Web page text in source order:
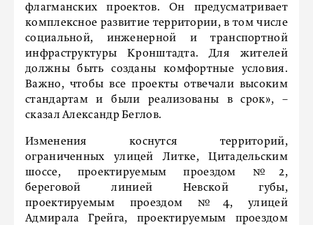
флагманских проектов. Он предусматривает
комплексное развитие территории, в том числе
социальной, инженерной и транспортной
инфраструктуры Кронштадта. Для жителей
должны быть созданы комфортные условия.
Важно, чтобы все проекты отвечали высоким
стандартам и были реализованы в срок», –
сказал Александр Беглов.
Изменения коснутся территорий,
ограниченных улицей Литке, Цитадельским
шоссе, проектируемым проездом №2,
береговой линией Невской губы,
проектируемым проездом №4, улицей
Адмирала Грейга, проектируемым проездом